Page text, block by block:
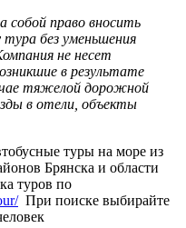
собой право вносить
без уменьшения
не несет
в результате
тяжелой дорожной
в отели, объекты
туры на море из
Брянска и области
туров по
При поиске выбирайте